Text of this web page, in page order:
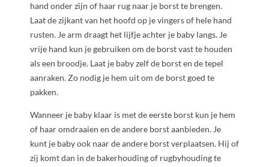
hand onder zijn of haar rug naar je borst te brengen.
Laat de zijkant van het hoofd op je vingers of hele hand
rusten. Je arm draagt het lijfje achter je baby langs. Je
vrije hand kun je gebruiken om de borst vast te houden
als een broodje. Laat je baby zelf de borst en de tepel
aanraken. Zo nodig je hem uit om de borst goed te
pakken.
Wanneer je baby klaar is met de eerste borst kun je hem
of haar omdraaien en de andere borst aanbieden. Je
kunt je baby ook naar de andere borst verplaatsen. Hij of
zij komt dan in de bakerhouding of rugbyhouding te